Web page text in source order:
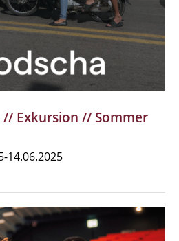
Exkursion // Sommer
14.06.2025